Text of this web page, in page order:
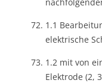
1.1
elektrische
1.2 mit von
Elektrode (2,